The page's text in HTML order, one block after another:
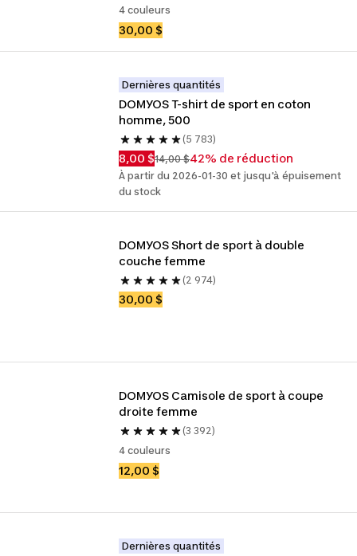
4 couleurs
30,00 $
Dernières quantités
DOMYOS T-shirt de sport en coton
homme, 500
(5 783)
8,00 $14,00 $42% de réduction
À partir du 2026-01-30 et jusqu'à épuisement
du stock
DOMYOS Short de sport à double
couche femme
(2 974)
30,00 $
DOMYOS Camisole de sport à coupe
droite femme
(3 392)
4 couleurs
12,00 $
Dernières quantités